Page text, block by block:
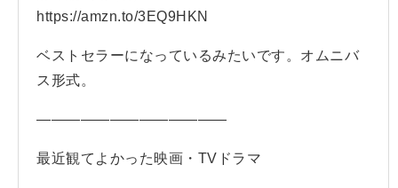
https://amzn.to/3EQ9HKN
ベストセラーになっているみたいです。オムニバ
ス形式。
—————————————
最近観てよかった映画・TVドラマ